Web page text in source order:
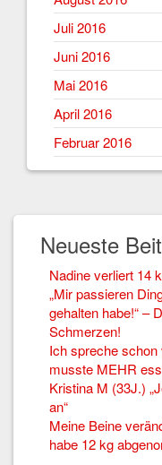
Juli 2016
Juni 2016
Mai 2016
April 2016
Februar 2016
Neueste
Nadine verliert 14
„Mir passieren
gehalten habe!“ –
Schmerzen!
Ich spreche schon
musste MEHR
Kristina M (33J.)
an“
Meine Beine
habe 12 kg